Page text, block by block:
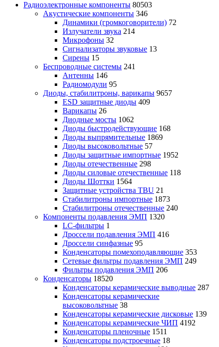
Радиоэлектронные компоненты 80503
Акустические компоненты 346
Динамики (громкоговорители) 72
Излучатели звука 214
Микрофоны 32
Сигнализаторы звуковые 13
Сирены 15
Беспроводные системы 241
Антенны 146
Радиомодули 95
Диоды, стабилитроны, варикапы 9657
ESD защитные диоды 409
Варикапы 26
Диодные мосты 1062
Диоды быстродействующие 168
Диоды выпрямительные 1869
Диоды высоковольтные 57
Диоды защитные импортные 1952
Диоды отечественные 298
Диоды силовые отечественные 118
Диоды Шоттки 1564
Защитные устройства TBU 21
Стабилитроны импортные 1873
Стабилитроны отечественные 240
Компоненты подавления ЭМП 1320
LC-фильтры 1
Дроссели подавления ЭМП 416
Дроссели синфазные 95
Конденсаторы помехоподавляющие 353
Сетевые фильтры подавления ЭМП 249
Фильтры подавления ЭМП 206
Конденсаторы 18520
Конденсаторы керамические выводные 287
Конденсаторы керамические
высоковольтные 38
Конденсаторы керамические дисковые 139
Конденсаторы керамические ЧИП 4192
Конденсаторы пленочные 1511
Конденсаторы подстроечные 18